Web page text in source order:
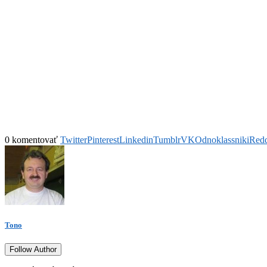
0 komentovať TwitterPinterestLinkedinTumblrVKOdnoklassniki
Tono
Follow Author